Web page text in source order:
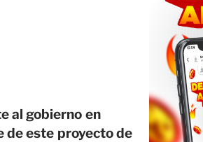
al gobierno en
de este proyecto de